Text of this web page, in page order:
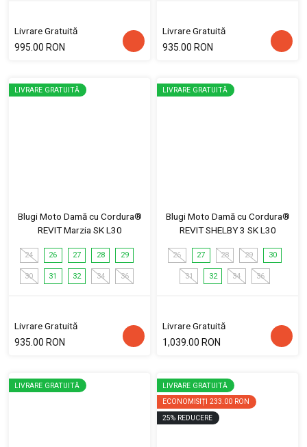
Livrare Gratuită
995.00 RON
Livrare Gratuită
935.00 RON
LIVRARE GRATUITĂ
Blugi Moto Damă cu Cordura®
REVIT Marzia SK L30
24 26 27 28 29
30 31 32 34 36
Livrare Gratuită
935.00 RON
LIVRARE GRATUITĂ
Blugi Moto Damă cu Cordura®
REVIT SHELBY 3 SK L30
26 27 28 29 30
31 32 34 36
Livrare Gratuită
1,039.00 RON
LIVRARE GRATUITĂ
LIVRARE GRATUITĂ
ECONOMISIȚI 233.00 RON
25% REDUCERE